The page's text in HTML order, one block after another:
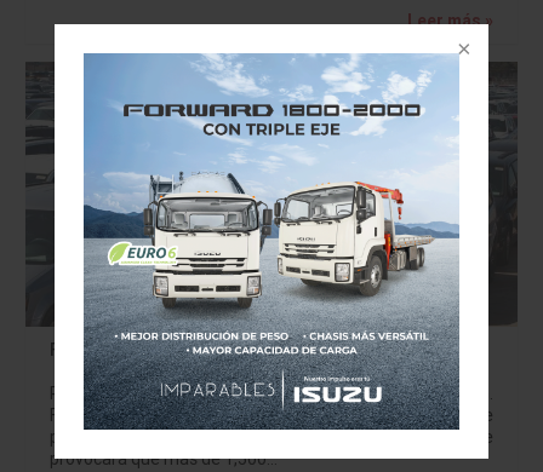
Leer más »
FCA despedirá 1,500 empleados en Canadá
Pone fin de la producción de la minivan Grand Caravan.
Fiat Chrysler Automobile (FCA) anunció que dejará de
producir su minivan Grand Caravan este 2020, lo que
provocará que más de 1,500…